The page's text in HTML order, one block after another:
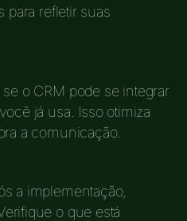
para refletir suas
o CRM pode se integrar
já usa. Isso otimiza
a comunicação.
a implementação,
o que está